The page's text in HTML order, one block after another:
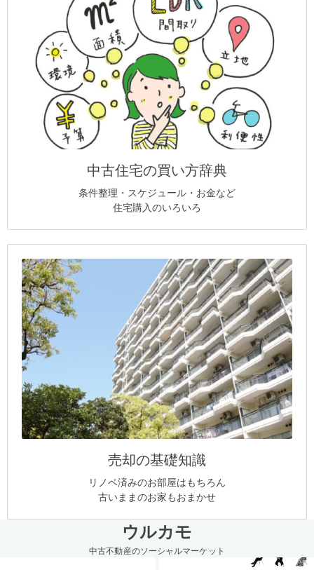
中古住宅の買い方辞典
条件整理・スケジュール・お金など
住宅購入のいろいろ
売却の基礎知識
リノベ済みのお部屋はもちろん
古いままのお家もおまかせ
ウルカモ
中古不動産のソーシャルマーケット